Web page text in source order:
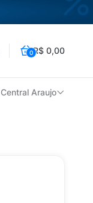
0R$ 0,00
Central Araujo